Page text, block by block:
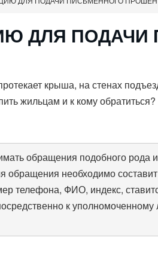
ДЛЯ ПОДАЧИ
крыша, на стенах
жильцам и к кому обратиться?
обращения подобного рода
обращения необходимо
телефона, ФИО, индекс,
к